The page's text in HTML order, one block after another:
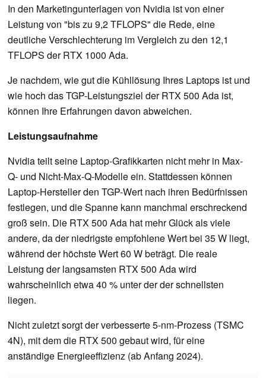
In den Marketingunterlagen von Nvidia ist von einer
Leistung von "bis zu 9,2 TFLOPS" die Rede, eine
deutliche Verschlechterung im Vergleich zu den 12,1
TFLOPS der RTX 1000 Ada.
Je nachdem, wie gut die Kühllösung Ihres Laptops ist und
wie hoch das TGP-Leistungsziel der RTX 500 Ada ist,
können Ihre Erfahrungen davon abweichen.
Leistungsaufnahme
Nvidia teilt seine Laptop-Grafikkarten nicht mehr in Max-
Q- und Nicht-Max-Q-Modelle ein. Stattdessen können
Laptop-Hersteller den TGP-Wert nach ihren Bedürfnissen
festlegen, und die Spanne kann manchmal erschreckend
groß sein. Die RTX 500 Ada hat mehr Glück als viele
andere, da der niedrigste empfohlene Wert bei 35 W liegt,
während der höchste Wert 60 W beträgt. Die reale
Leistung der langsamsten RTX 500 Ada wird
wahrscheinlich etwa 40 % unter der der schnellsten
liegen.
Nicht zuletzt sorgt der verbesserte 5-nm-Prozess (TSMC
4N), mit dem die RTX 500 gebaut wird, für eine
anständige Energieeffizienz (ab Anfang 2024).